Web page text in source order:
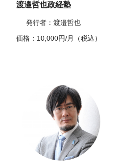
渡邉哲也政経塾
発行者：渡邉哲也
価格：10,000円/月（税込）